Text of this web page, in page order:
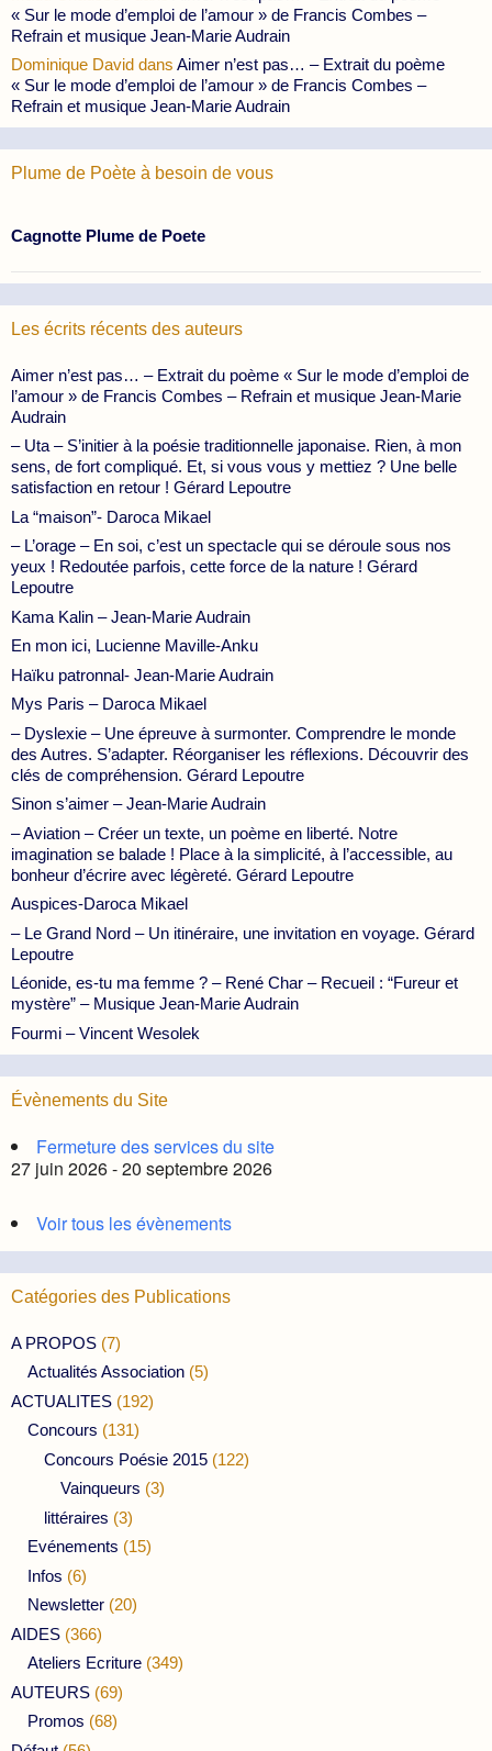
« Sur le mode d’emploi de l’amour » de Francis Combes –
Refrain et musique Jean-Marie Audrain
Dominique David dans Aimer n’est pas… – Extrait du poème
« Sur le mode d’emploi de l’amour » de Francis Combes –
Refrain et musique Jean-Marie Audrain
Plume de Poète à besoin de vous
Cagnotte Plume de Poete
Les écrits récents des auteurs
Aimer n’est pas… – Extrait du poème « Sur le mode d’emploi de
l’amour » de Francis Combes – Refrain et musique Jean-Marie
Audrain
– Uta – S’initier à la poésie traditionnelle japonaise. Rien, à mon
sens, de fort compliqué. Et, si vous vous y mettiez ? Une belle
satisfaction en retour ! Gérard Lepoutre
La “maison”- Daroca Mikael
– L’orage – En soi, c’est un spectacle qui se déroule sous nos
yeux ! Redoutée parfois, cette force de la nature ! Gérard
Lepoutre
Kama Kalin – Jean-Marie Audrain
En mon ici, Lucienne Maville-Anku
Haïku patronnal- Jean-Marie Audrain
Mys Paris – Daroca Mikael
– Dyslexie – Une épreuve à surmonter. Comprendre le monde
des Autres. S’adapter. Réorganiser les réflexions. Découvrir des
clés de compréhension. Gérard Lepoutre
Sinon s’aimer – Jean-Marie Audrain
– Aviation – Créer un texte, un poème en liberté. Notre
imagination se balade ! Place à la simplicité, à l’accessible, au
bonheur d’écrire avec légèreté. Gérard Lepoutre
Auspices-Daroca Mikael
– Le Grand Nord – Un itinéraire, une invitation en voyage. Gérard
Lepoutre
Léonide, es-tu ma femme ? – René Char – Recueil : “Fureur et
mystère” – Musique Jean-Marie Audrain
Fourmi – Vincent Wesolek
Évènements du Site
Fermeture des services du site
27 juin 2026 - 20 septembre 2026
Voir tous les évènements
Catégories des Publications
A PROPOS (7)
Actualités Association (5)
ACTUALITES (192)
Concours (131)
Concours Poésie 2015 (122)
Vainqueurs (3)
littéraires (3)
Evénements (15)
Infos (6)
Newsletter (20)
AIDES (366)
Ateliers Ecriture (349)
AUTEURS (69)
Promos (68)